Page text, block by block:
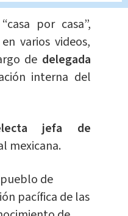
por casa”,
varios videos,
de delegada
interna del
jefa de
mexicana.
de
pacífica de las